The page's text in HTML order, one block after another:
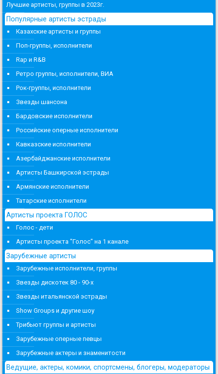
Лучшие артисты, группы в 2023г.
Популярные артисты эстрады
Казахские артисты и группы
Поп-группы, исполнители
Rap и R&B
Ретро группы, исполнители, ВИА
Рок-группы, исполнители
Звезды шансона
Бардовские исполнители
Российские оперные исполнители
Кавказские исполнители
Азербайджанские исполнители
Артисты Башкирской эстрады
Армянские исполнители
Татарские исполнители
Артисты проекта ГОЛОС
Голос - дети
Артисты проекта "Голос" на 1 канале
Зарубежные артисты
Зарубежные исполнители, группы
Звезды дискотек 80 - 90-х
Звезды итальянской эстрады
Show Groups и другие шоу
Трибьют группы и артисты
Зарубежные оперные певцы
Зарубежные актеры и знаменитости
Ведущие, актеры, комики, спортсмены, блогеры, модераторы